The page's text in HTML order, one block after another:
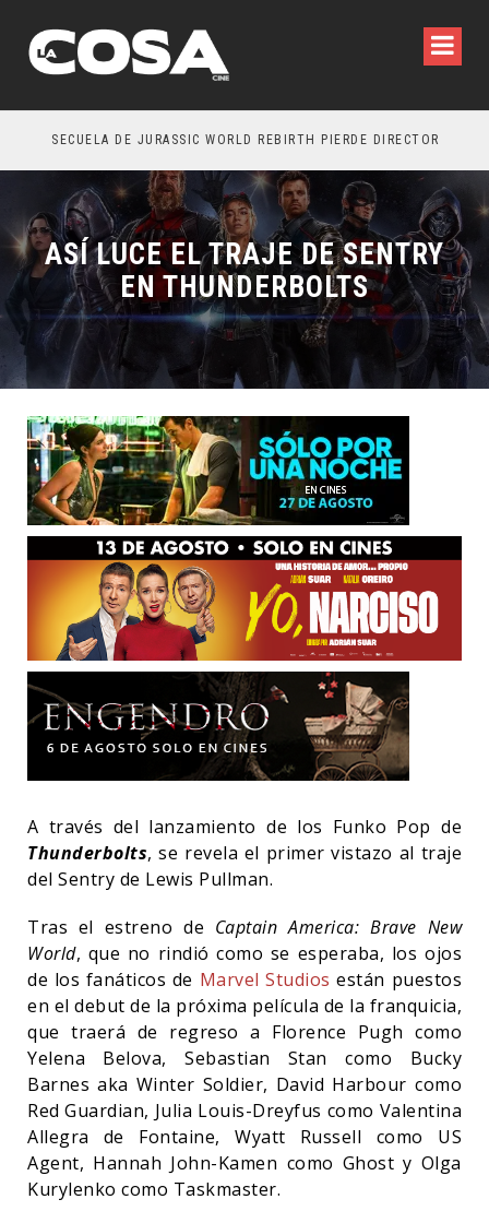
SECUELA DE JURASSIC WORLD REBIRTH PIERDE DIRECTOR
ASÍ LUCE EL TRAJE DE SENTRY
EN THUNDERBOLTS
A través del lanzamiento de los Funko Pop de
Thunderbolts, se revela el primer vistazo al traje
del Sentry de Lewis Pullman.
Tras el estreno de Captain America: Brave New
World, que no rindió como se esperaba, los ojos
de los fanáticos de Marvel Studios están puestos
en el debut de la próxima película de la franquicia,
que traerá de regreso a Florence Pugh como
Yelena Belova, Sebastian Stan como Bucky
Barnes aka Winter Soldier, David Harbour como
Red Guardian, Julia Louis-Dreyfus como Valentina
Allegra de Fontaine, Wyatt Russell como US
Agent, Hannah John-Kamen como Ghost y Olga
Kurylenko como Taskmaster.